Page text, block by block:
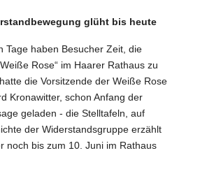
glüht bis heute
Tage haben Besucher Zeit, die
Rose“ im Haarer Rathaus zu
die Vorsitzende der Weiße Rose
Kronawitter, schon Anfang der
geladen - die Stelltafeln, auf
der Widerstandsgruppe erzählt
noch bis zum 10. Juni im Rathaus